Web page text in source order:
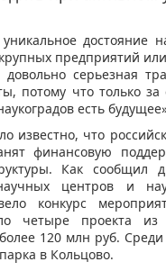
достояние
предприятий
довольно серьезная
потому что только
есть
известно, что
финансовую
Как сообщил
научных центров и
конкурс
четыре проекта
120 млн руб.
в Кольцово.